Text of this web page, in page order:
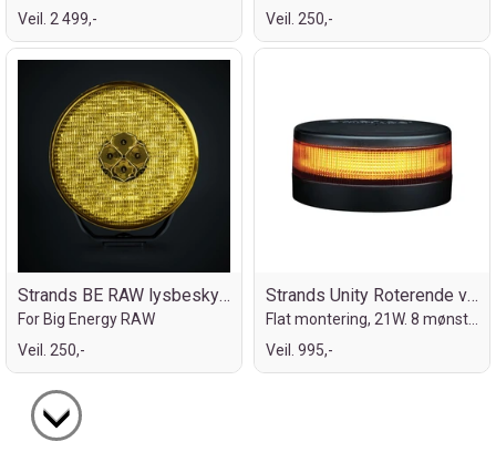
Veil. 2 499,-
Veil. 250,-
Strands BE RAW lysbeskyttelse gul 9"
For Big Energy RAW
Veil. 250,-
Strands Unity Roterende varsellys ICAO
Veil. 995,-